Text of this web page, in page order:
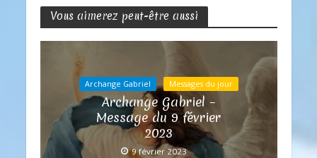
Vous aimerez peut-être aussi
Archange Gabriel Messages du jour
Archange Gabriel –
Message du 9 février
2023
9 février 2023